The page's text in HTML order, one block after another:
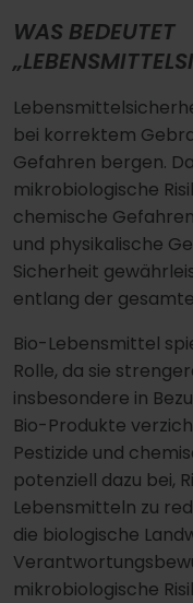
WAS BEDEUTET
bei korrektem
Gefahren bergen.
mikrobiologische
chemische
und physikalische
Sicherheit
entlang der
Bio-Lebensmittel
Rolle, da sie
insbesondere in
Bio-Produkte
Pestizide und
potenziell dazu bei,
Lebensmitteln zu
die biologische
mikrobiologische